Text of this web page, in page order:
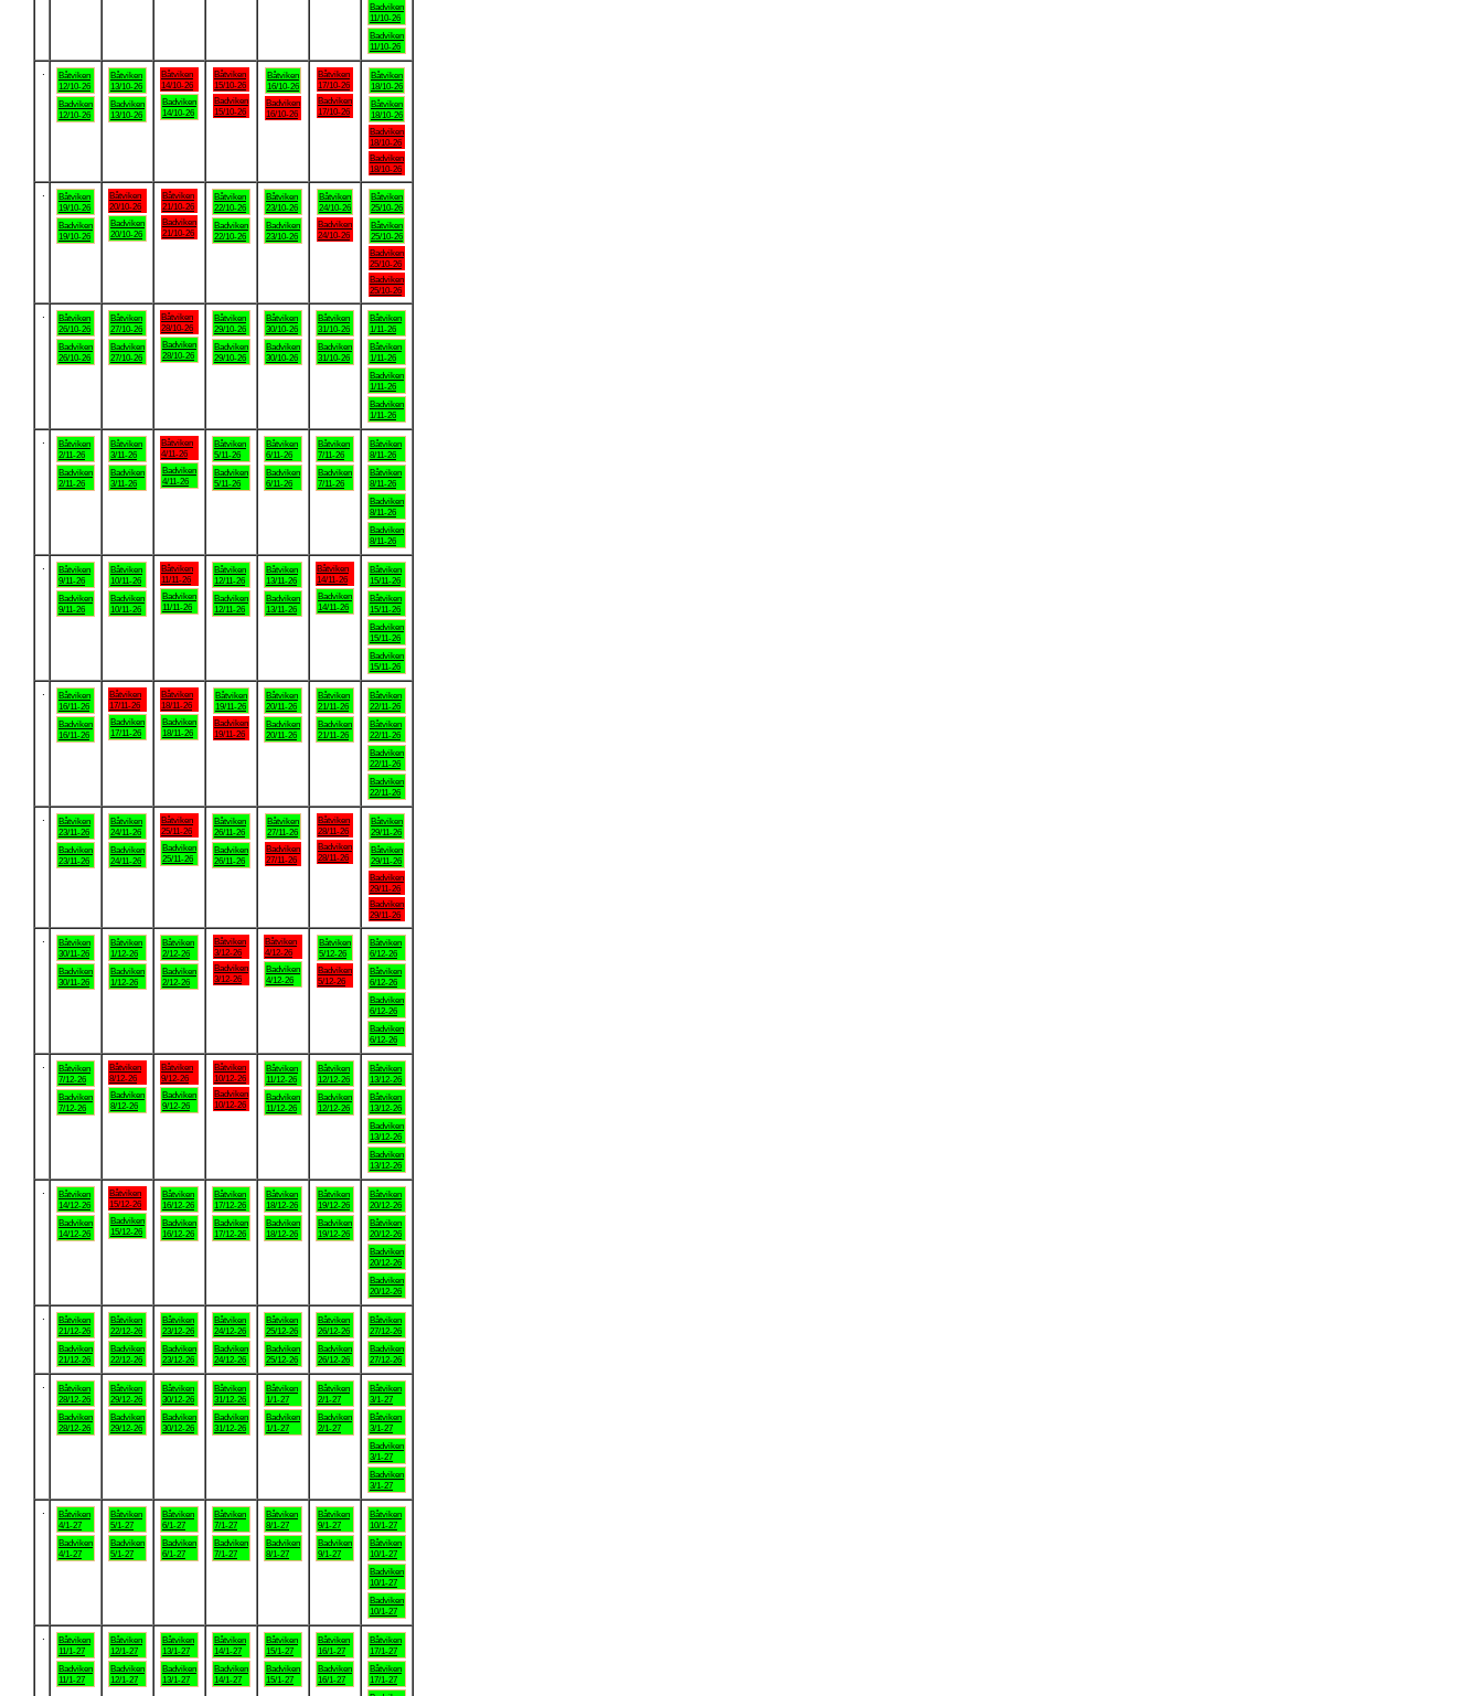
Badviken
11/10-26
Badviken
11/10-26
Båtviken
12/10-26
Badviken
12/10-26
Båtviken
13/10-26
Badviken
13/10-26
Båtviken
14/10-26
Badviken
14/10-26
Båtviken
15/10-26
Badviken
15/10-26
Båtviken
16/10-26
Badviken
16/10-26
Båtviken
17/10-26
Badviken
17/10-26
Båtviken
18/10-26
Båtviken
18/10-26
Badviken
18/10-26
Badviken
18/10-26
Båtviken
19/10-26
Badviken
19/10-26
Båtviken
20/10-26
Badviken
20/10-26
Båtviken
21/10-26
Badviken
21/10-26
Båtviken
22/10-26
Badviken
22/10-26
Båtviken
23/10-26
Badviken
23/10-26
Båtviken
24/10-26
Badviken
24/10-26
Båtviken
25/10-26
Båtviken
25/10-26
Badviken
25/10-26
Badviken
25/10-26
Båtviken
26/10-26
Badviken
26/10-26
Båtviken
27/10-26
Badviken
27/10-26
Båtviken
28/10-26
Badviken
28/10-26
Båtviken
29/10-26
Badviken
29/10-26
Båtviken
30/10-26
Badviken
30/10-26
Båtviken
31/10-26
Badviken
31/10-26
Båtviken
1/11-26
Båtviken
1/11-26
Badviken
1/11-26
Badviken
1/11-26
Båtviken
2/11-26
Badviken
2/11-26
Båtviken
3/11-26
Badviken
3/11-26
Båtviken
4/11-26
Badviken
4/11-26
Båtviken
5/11-26
Badviken
5/11-26
Båtviken
6/11-26
Badviken
6/11-26
Båtviken
7/11-26
Badviken
7/11-26
Båtviken
8/11-26
Båtviken
8/11-26
Badviken
8/11-26
Badviken
8/11-26
Båtviken
9/11-26
Badviken
9/11-26
Båtviken
10/11-26
Badviken
10/11-26
Båtviken
11/11-26
Badviken
11/11-26
Båtviken
12/11-26
Badviken
12/11-26
Båtviken
13/11-26
Badviken
13/11-26
Båtviken
14/11-26
Badviken
14/11-26
Båtviken
15/11-26
Båtviken
15/11-26
Badviken
15/11-26
Badviken
15/11-26
Båtviken
16/11-26
Badviken
16/11-26
Båtviken
17/11-26
Badviken
17/11-26
Båtviken
18/11-26
Badviken
18/11-26
Båtviken
19/11-26
Badviken
19/11-26
Båtviken
20/11-26
Badviken
20/11-26
Båtviken
21/11-26
Badviken
21/11-26
Båtviken
22/11-26
Båtviken
22/11-26
Badviken
22/11-26
Badviken
22/11-26
Båtviken
23/11-26
Badviken
23/11-26
Båtviken
24/11-26
Badviken
24/11-26
Båtviken
25/11-26
Badviken
25/11-26
Båtviken
26/11-26
Badviken
26/11-26
Båtviken
27/11-26
Badviken
27/11-26
Båtviken
28/11-26
Badviken
28/11-26
Båtviken
29/11-26
Båtviken
29/11-26
Badviken
29/11-26
Badviken
29/11-26
Båtviken
30/11-26
Badviken
30/11-26
Båtviken
1/12-26
Badviken
1/12-26
Båtviken
2/12-26
Badviken
2/12-26
Båtviken
3/12-26
Badviken
3/12-26
Båtviken
4/12-26
Badviken
4/12-26
Båtviken
5/12-26
Badviken
5/12-26
Båtviken
6/12-26
Båtviken
6/12-26
Badviken
6/12-26
Badviken
6/12-26
Båtviken
7/12-26
Badviken
7/12-26
Båtviken
8/12-26
Badviken
8/12-26
Båtviken
9/12-26
Badviken
9/12-26
Båtviken
10/12-26
Badviken
10/12-26
Båtviken
11/12-26
Badviken
11/12-26
Båtviken
12/12-26
Badviken
12/12-26
Båtviken
13/12-26
Båtviken
13/12-26
Badviken
13/12-26
Badviken
13/12-26
Båtviken
14/12-26
Badviken
14/12-26
Båtviken
15/12-26
Badviken
15/12-26
Båtviken
16/12-26
Badviken
16/12-26
Båtviken
17/12-26
Badviken
17/12-26
Båtviken
18/12-26
Badviken
18/12-26
Båtviken
19/12-26
Badviken
19/12-26
Båtviken
20/12-26
Båtviken
20/12-26
Badviken
20/12-26
Badviken
20/12-26
Båtviken
21/12-26
Badviken
21/12-26
Båtviken
22/12-26
Badviken
22/12-26
Båtviken
23/12-26
Badviken
23/12-26
Båtviken
24/12-26
Badviken
24/12-26
Båtviken
25/12-26
Badviken
25/12-26
Båtviken
26/12-26
Badviken
26/12-26
Båtviken
27/12-26
Badviken
27/12-26
Båtviken
28/12-26
Badviken
28/12-26
Båtviken
29/12-26
Badviken
29/12-26
Båtviken
30/12-26
Badviken
30/12-26
Båtviken
31/12-26
Badviken
31/12-26
Båtviken
1/1-27
Badviken
1/1-27
Båtviken
2/1-27
Badviken
2/1-27
Båtviken
3/1-27
Båtviken
3/1-27
Badviken
3/1-27
Badviken
3/1-27
Båtviken
4/1-27
Badviken
4/1-27
Båtviken
5/1-27
Badviken
5/1-27
Båtviken
6/1-27
Badviken
6/1-27
Båtviken
7/1-27
Badviken
7/1-27
Båtviken
8/1-27
Badviken
8/1-27
Båtviken
9/1-27
Badviken
9/1-27
Båtviken
10/1-27
Båtviken
10/1-27
Badviken
10/1-27
Badviken
10/1-27
Båtviken
11/1-27
Badviken
11/1-27
Båtviken
12/1-27
Badviken
12/1-27
Båtviken
13/1-27
Badviken
13/1-27
Båtviken
14/1-27
Badviken
14/1-27
Båtviken
15/1-27
Badviken
15/1-27
Båtviken
16/1-27
Badviken
16/1-27
Båtviken
17/1-27
Båtviken
17/1-27